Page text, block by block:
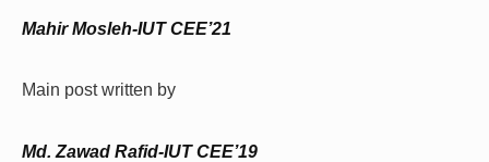
Mahir Mosleh-IUT CEE’21
Main post written by
Md. Zawad Rafid-IUT CEE’19